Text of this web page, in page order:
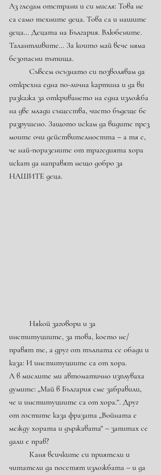
Аз гледам отстрани и си мисля: Това не
са само техните деца. Това са и нашите
деца… Децата на България. Влюбените.
Талантливите… За които май вече няма
безопасни пътища.
открехна една по-лична картина и да ви
разкажа за откриването на една изложба
на две млади същества, чието бъдеще бе
разрушено. Защото искам да видите през
моите очи действителността – а тя е,
че най-поразените от трагедията хора
искат да направят нещо добро за
НАШИТЕ деца.
институциите, за това, което не/
правят те, а друг от тълпата се обади и
каза: И институциите са от хора.
А в мислите ми автоматично изплуваха
думите: „Май в България сме забравили,
че и институциите са от хора.“. Друг
от гостите каза фразата „Войната е
между хората и държавата“ – запитах се
дали е прав?
читатели да посетят изложбата – и да